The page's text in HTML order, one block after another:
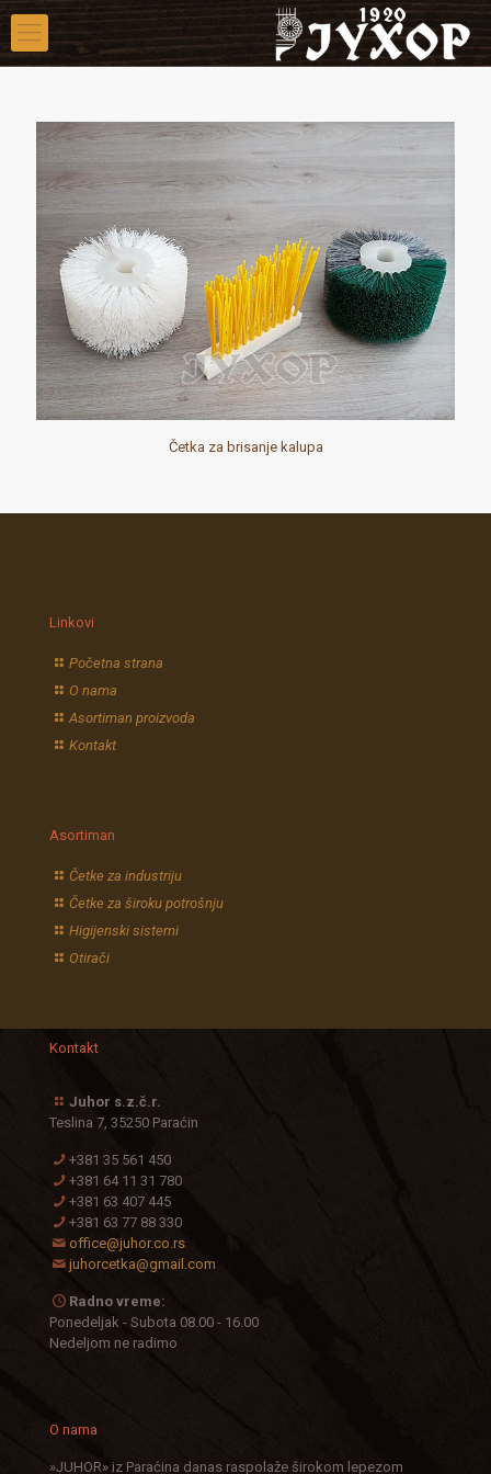
Četka za brisanje kalupa
Linkovi
Početna strana
O nama
Asortiman proizvoda
Kontakt
Asortiman
Četke za industriju
Četke za široku potrošnju
Higijenski sistemi
Otirači
Kontakt
Juhor s.z.č.r.
Teslina 7, 35250 Paraćin
+381 35 561 450
+381 64 11 31 780
+381 63 407 445
+381 63 77 88 330
office@juhor.co.rs
juhorcetka@gmail.com
Radno vreme:
Ponedeljak - Subota 08.00 - 16.00
Nedeljom ne radimo
O nama
»JUHOR» iz Paraćina danas raspolaže širokom lepezom